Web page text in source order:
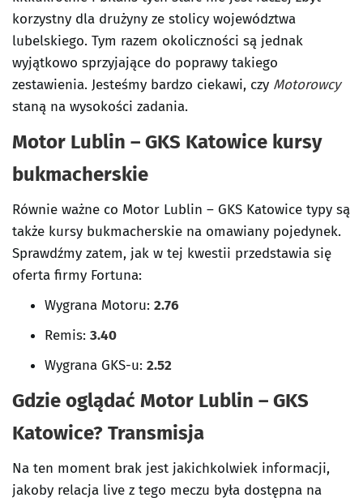
korzystny dla drużyny ze stolicy województwa
lubelskiego. Tym razem okoliczności są jednak
wyjątkowo sprzyjające do poprawy takiego
zestawienia. Jesteśmy bardzo ciekawi, czy Motorowcy
staną na wysokości zadania.
Motor Lublin – GKS Katowice kursy
bukmacherskie
Równie ważne co Motor Lublin – GKS Katowice typy są
także kursy bukmacherskie na omawiany pojedynek.
Sprawdźmy zatem, jak w tej kwestii przedstawia się
oferta firmy Fortuna:
Wygrana Motoru: 2.76
Remis: 3.40
Wygrana GKS-u: 2.52
Gdzie oglądać Motor Lublin – GKS
Katowice? Transmisja
Na ten moment brak jest jakichkolwiek informacji,
jakoby relacja live z tego meczu była dostępna na